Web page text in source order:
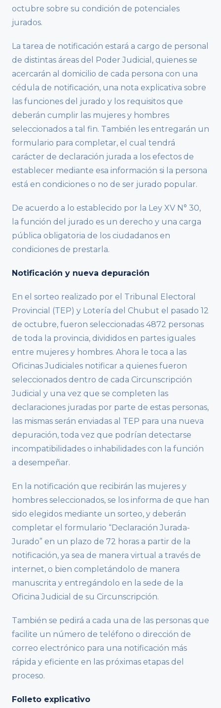
octubre sobre su condición de potenciales
jurados.
La tarea de notificación estará a cargo de personal
de distintas áreas del Poder Judicial, quienes se
acercarán al domicilio de cada persona con una
cédula de notificación, una nota explicativa sobre
las funciones del jurado y los requisitos que
deberán cumplir las mujeres y hombres
seleccionados a tal fin. También les entregarán un
formulario para completar, el cual tendrá
carácter de declaración jurada a los efectos de
establecer mediante esa información si la persona
está en condiciones o no de ser jurado popular.
De acuerdo a lo establecido por la Ley XV N° 30,
la función del jurado es un derecho y una carga
pública obligatoria de los ciudadanos en
condiciones de prestarla.
Notificación y nueva depuración
En el sorteo realizado por el Tribunal Electoral
Provincial (TEP) y Lotería del Chubut el pasado 12
de octubre, fueron seleccionadas 4872 personas
de toda la provincia, divididos en partes iguales
entre mujeres y hombres. Ahora le toca a las
Oficinas Judiciales notificar a quienes fueron
seleccionados dentro de cada Circunscripción
Judicial y una vez que se completen las
declaraciones juradas por parte de estas personas,
las mismas serán enviadas al TEP para una nueva
depuración, toda vez que podrían detectarse
incompatibilidades o inhabilidades con la función
a desempeñar.
En la notificación que recibirán las mujeres y
hombres seleccionados, se los informa de que han
sido elegidos mediante un sorteo, y deberán
completar el formulario “Declaración Jurada-
Jurado” en un plazo de 72 horas a partir de la
notificación, ya sea de manera virtual a través de
internet, o bien completándolo de manera
manuscrita y entregándolo en la sede de la
Oficina Judicial de su Circunscripción.
También se pedirá a cada una de las personas que
facilite un número de teléfono o dirección de
correo electrónico para una notificación más
rápida y eficiente en las próximas etapas del
proceso.
Folleto explicativo